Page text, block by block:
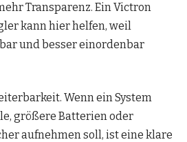
Transparenz. Ein Victron
kann hier helfen, weil
und besser einordenbar
Wenn ein System
größere Batterien oder
aufnehmen soll, ist eine klare